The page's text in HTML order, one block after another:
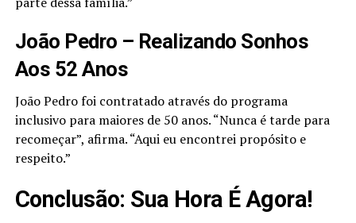
João Pedro – Realizando Sonhos
Aos 52 Anos
João Pedro foi contratado através do programa
inclusivo para maiores de 50 anos. “Nunca é tarde para
recomeçar”, afirma. “Aqui eu encontrei propósito e
respeito.”
Conclusão: Sua Hora É Agora!